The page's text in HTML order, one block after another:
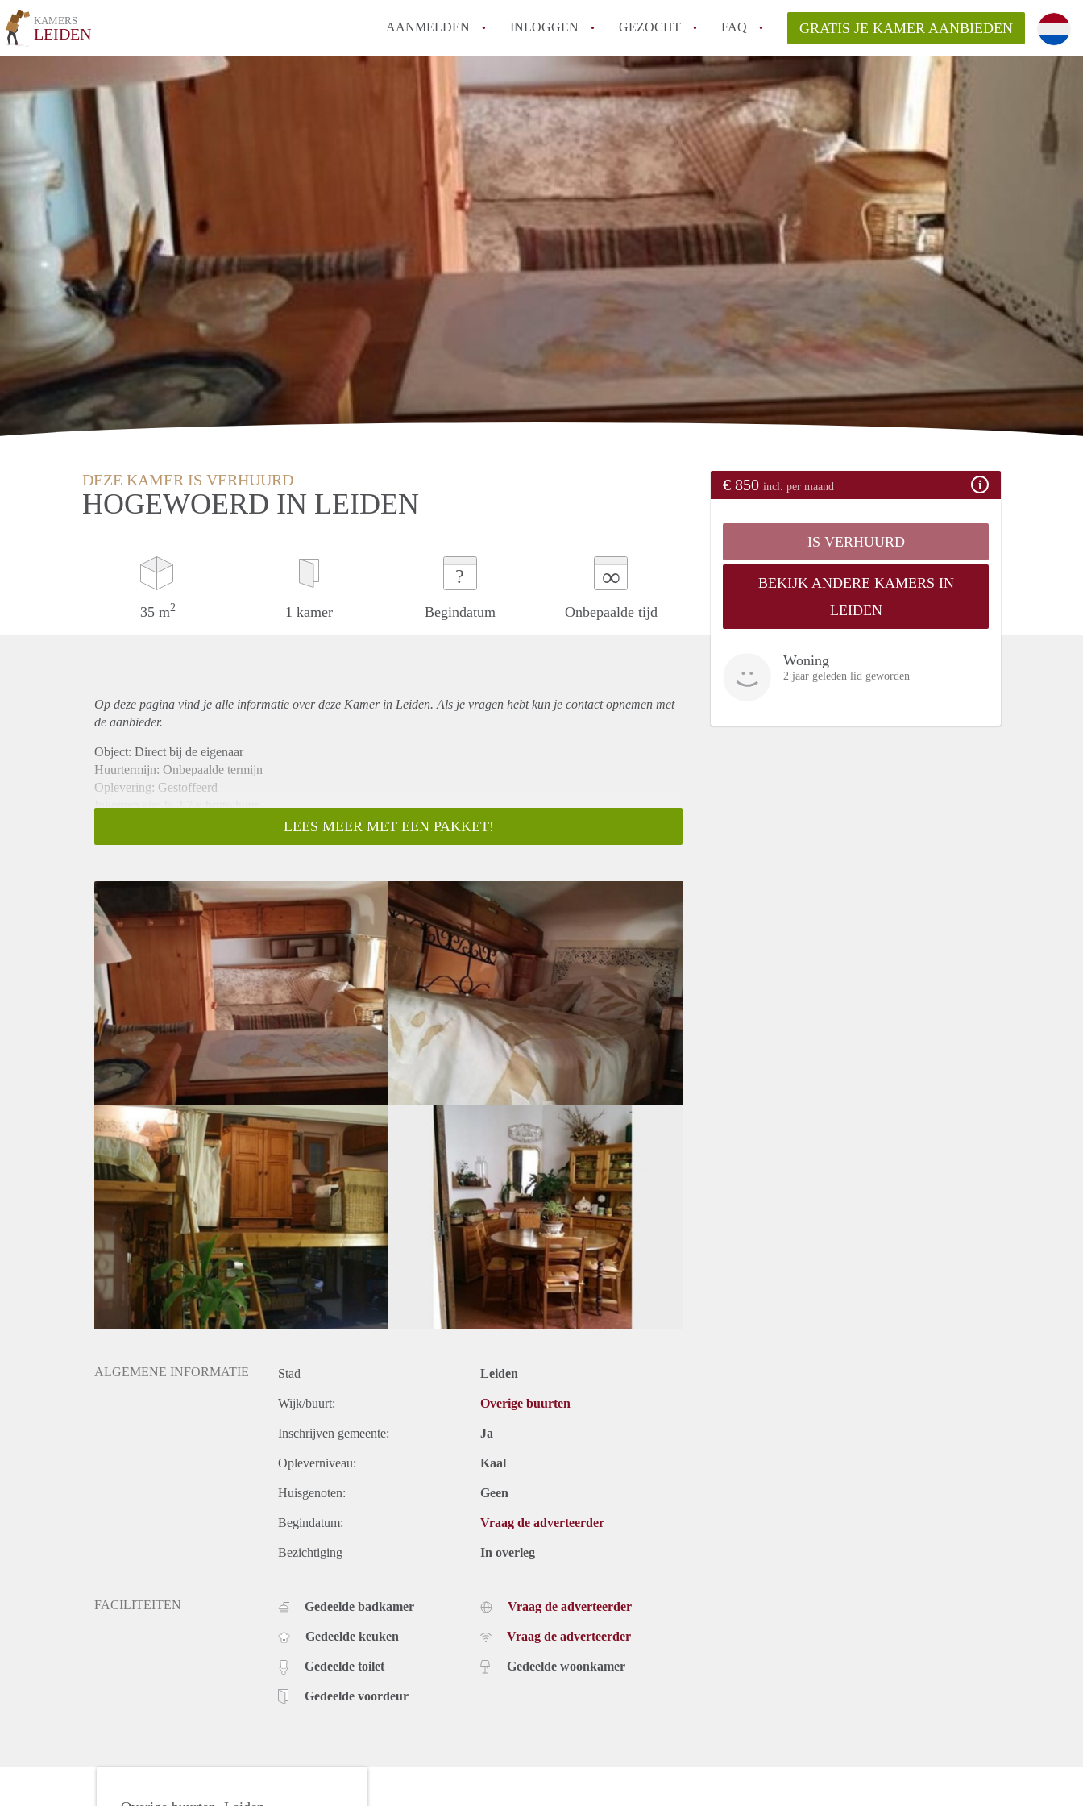
KAMERS
LEIDEN AANMELDEN INLOGGEN GEZOCHT FAQ
Tips: om in Leiden een kamer te vinden!
How to translate KamersLeiden!
Wat is KamersLeiden?
Wat is de privacyverklaring van KamersLeiden?
Berekent KamersLeiden makelaarsvergoeding/bemiddelingsvergoeding?
Alle veelgestelde vragen
GRATIS JE KAMER AANBIEDEN
DEZE KAMER IS VERHUURD
HOGEWOERD IN LEIDEN
35 m2 1 kamer
?
Begindatum
∞
Onbepaalde tijd
€ 850 incl. per maand
IS VERHUURD
BEKIJK ANDERE KAMERS IN
LEIDEN
Woning
2 jaar geleden lid geworden
Op deze pagina vind je alle informatie over deze Kamer in Leiden. Als je vragen hebt kun je contact opnemen met
de aanbieder.
Object: Direct bij de eigenaar
Huurtermijn: Onbepaalde termijn
Oplevering: Gestoffeerd
Inkomen eis: Ja 2,7 x bruto huur
Borg: 1 maand
Gedeelde keuken: Nee
Gedeelde Douche: Nee
Gedeelde woonkamer: Nee
Huisgenoten: Nee
Geslacht huisgenoten: N.v.t.
LEES MEER MET EEN PAKKET!
ALGEMENE INFORMATIE Stad Leiden
Wijk/buurt: Overige buurten
Inschrijven gemeente: Ja
Opleverniveau: Kaal
Huisgenoten: Geen
Begindatum: Vraag de adverteerder
Bezichtiging In overleg
FACILITEITEN Gedeelde badkamer
Gedeelde keuken
Gedeelde toilet
Gedeelde voordeur
Vraag de adverteerder
Vraag de adverteerder
Gedeelde woonkamer